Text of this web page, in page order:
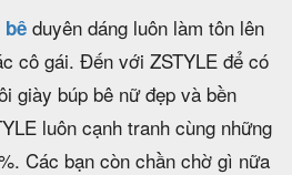
duyên dáng luôn làm tôn lên
cô gái. Đến với ZSTYLE để có
giày búp bê nữ đẹp và bền
luôn cạnh tranh cùng những
Các bạn còn chần chờ gì nữa